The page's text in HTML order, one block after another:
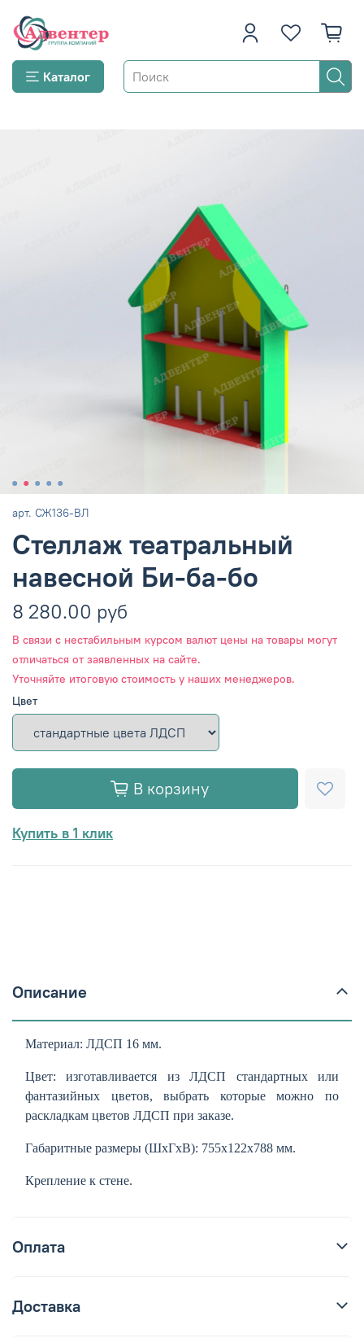
Каталог
арт. СЖ136-ВЛ
Стеллаж театральный
навесной Би-ба-бо
8 280.00 руб
В связи с нестабильным курсом валют цены на товары могут
отличаться от заявленных на сайте.
Уточняйте итоговую стоимость у наших менеджеров.
Цвет
В корзину
Купить в 1 клик
Описание
Материал: ЛДСП 16 мм.
Цвет: изготавливается из ЛДСП стандартных или
фантазийных цветов, выбрать которые можно по
раскладкам цветов ЛДСП при заказе.
Габаритные размеры (ШхГхВ): 755х122х788 мм.
Крепление к стене.
Оплата
Доставка